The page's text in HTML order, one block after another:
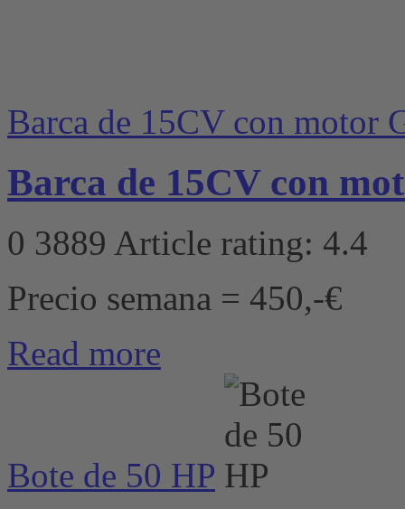
Barca de 15CV con motor
Barca de 15CV con
0 3889 Article rating: 4.4
Precio semana = 450,-€
Read more
Bote de 50 HP